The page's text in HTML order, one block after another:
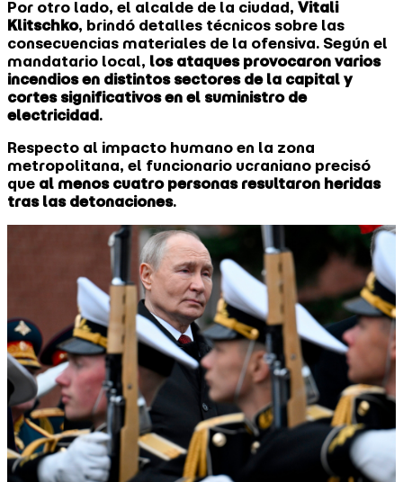
Por otro lado, el alcalde de la ciudad, Vitali
Klitschko, brindó detalles técnicos sobre las
consecuencias materiales de la ofensiva. Según el
mandatario local, los ataques provocaron varios
incendios en distintos sectores de la capital y
cortes significativos en el suministro de
electricidad.
Respecto al impacto humano en la zona
metropolitana, el funcionario ucraniano precisó
que al menos cuatro personas resultaron heridas
tras las detonaciones.